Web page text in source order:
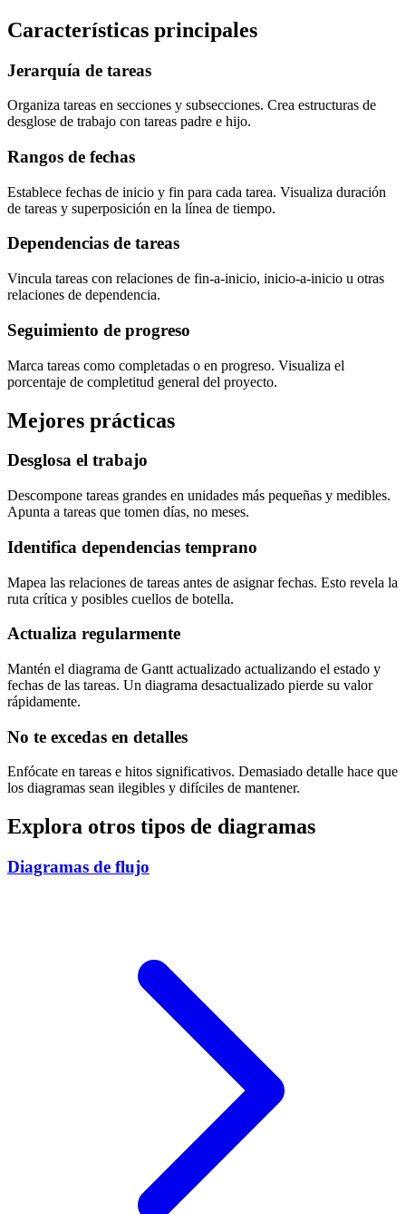
Características principales
Jerarquía de tareas
Organiza tareas en secciones y subsecciones. Crea estructuras de
desglose de trabajo con tareas padre e hijo.
Rangos de fechas
Establece fechas de inicio y fin para cada tarea. Visualiza duración
de tareas y superposición en la línea de tiempo.
Dependencias de tareas
Vincula tareas con relaciones de fin-a-inicio, inicio-a-inicio u otras
relaciones de dependencia.
Seguimiento de progreso
Marca tareas como completadas o en progreso. Visualiza el
porcentaje de completitud general del proyecto.
Mejores prácticas
Desglosa el trabajo
Descompone tareas grandes en unidades más pequeñas y medibles.
Apunta a tareas que tomen días, no meses.
Identifica dependencias temprano
Mapea las relaciones de tareas antes de asignar fechas. Esto revela la
ruta crítica y posibles cuellos de botella.
Actualiza regularmente
Mantén el diagrama de Gantt actualizado actualizando el estado y
fechas de las tareas. Un diagrama desactualizado pierde su valor
rápidamente.
No te excedas en detalles
Enfócate en tareas e hitos significativos. Demasiado detalle hace que
los diagramas sean ilegibles y difíciles de mantener.
Explora otros tipos de diagramas
Diagramas de flujo